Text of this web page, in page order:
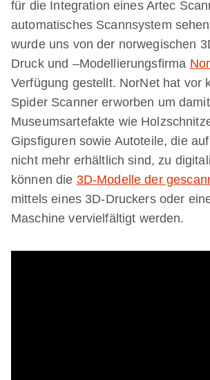
für die Integration eines Artec
automatisches Scannsystem
wurde uns von der norwegischen
Druck und –Modellierungsfirma
Verfügung gestellt. NorNet hat vor
Spider Scanner erworben um damit
Museumsartefakte wie
Gipsfiguren sowie Autoteile, die
nicht mehr erhältlich sind, zu
können die 3D-Modelle der
mittels eines 3D-Druckers oder
Maschine vervielfältigt werden.